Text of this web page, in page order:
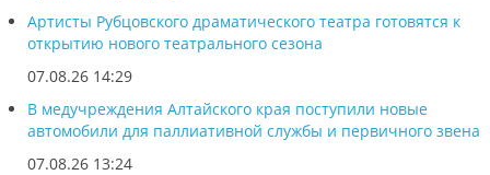
Артисты Рубцовского драматического театра готовятся к
открытию нового театрального сезона
07.08.26 14:29
В медучреждения Алтайского края поступили новые
автомобили для паллиативной службы и первичного звена
07.08.26 13:24